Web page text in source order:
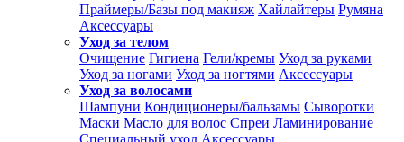
Праймеры/Базы под макияж Хайлайтеры Румяна
Аксессуары
Уход за телом
Очищение Гигиена Гели/кремы Уход за руками
Уход за ногами Уход за ногтями Аксессуары
Уход за волосами
Шампуни Кондиционеры/бальзамы Сыворотки
Маски Масло для волос Спреи Ламинирование
Специальный уход Аксессуары